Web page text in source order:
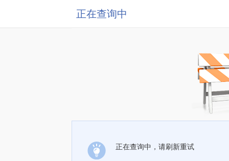
正在查询中
正在查询中，请刷新重试